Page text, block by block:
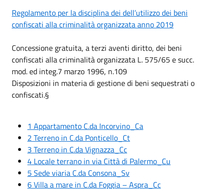
Regolamento per la disciplina dei dell’utilizzo dei beni
confiscati alla criminalità organizzata anno 2019
Concessione gratuita, a terzi aventi diritto, dei beni
confiscati alla criminalità organizzata L. 575/65 e succ.
mod. ed integ.7 marzo 1996, n.109
Disposizioni in materia di gestione di beni sequestrati o
confiscati.§
1 Appartamento C.da Incorvino_Ca
2 Terreno in C.da Ponticello_Ct
3 Terreno in C.da Vignazza_Cc
4 Locale terrano in via Città di Palermo_Cu
5 Sede viaria C.da Consona_Sv
6 Villa a mare in C.da Foggia – Aspra_Cc